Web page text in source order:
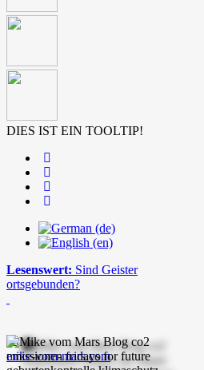
DIES IST EIN TOOLTIP!
Lesenswert: Sind Geister
ortsgebunden?
mike-vom-mars.com